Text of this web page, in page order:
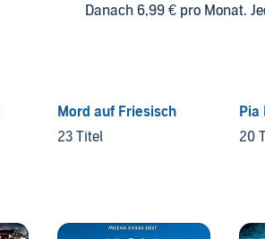
Danach 6,99 € pro Monat.
Mord auf Friesisch
23 Titel
Pia
20